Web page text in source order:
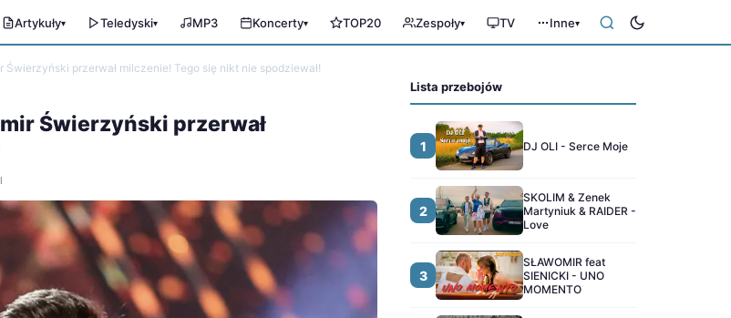
Artykuły▾ Teledyski▾ MP3 Koncerty▾ TOP20 Zespoły▾ TV Inne▾
Świerzyński przerwał milczenie! Tego się nikt nie spodziewał!
Świerzyński przerwał
Lista przebojów
1 DJ OLI - Serce Moje
2
SKOLIM & Zenek
Martyniuk & RAIDER -
Love
3
SŁAWOMIR feat
SIENICKI - UNO
MOMENTO